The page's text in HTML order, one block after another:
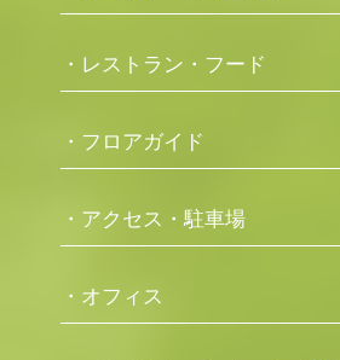
・レストラン・フード
・フロアガイド
・アクセス・駐車場
・オフィス